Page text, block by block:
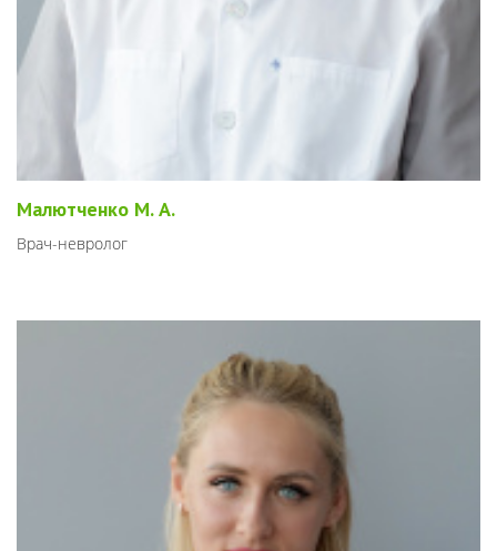
Малютченко М. А.
Врач-невролог